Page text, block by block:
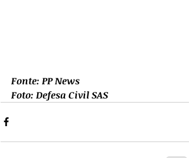
Fonte: PP News
Foto: Defesa Civil SAS